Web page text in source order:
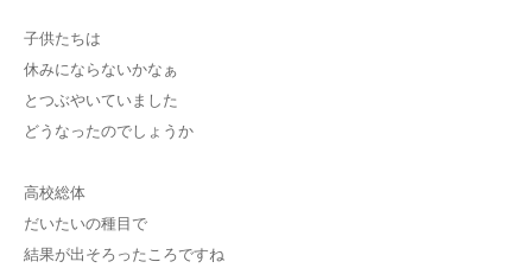
子供たちは
休みにならないかなぁ
とつぶやいていました
どうなったのでしょうか
高校総体
だいたいの種目で
結果が出そろったころですね